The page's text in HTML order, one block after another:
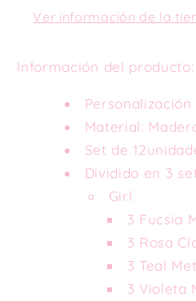
Ver información de la
Información del producto:
Material:
Set de
Dividido en 3
Girl
3 Fucsia
3 Rosa
3 Teal
3 Violeta